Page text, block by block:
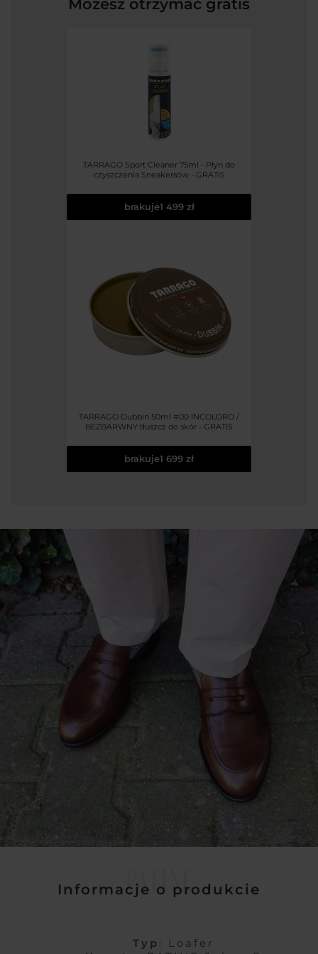
Możesz otrzymać gratis
TARRAGO Sport Cleaner 75ml - Płyn do
czyszczenia Sneakersów - GRATIS
brakuje1 499 zł
TARRAGO Dubbin 50ml #00 INCOLORO /
BEZBARWNY tłuszcz do skór - GRATIS
brakuje1 699 zł
PATINE
Informacje o produkcie
Typ : Loafer